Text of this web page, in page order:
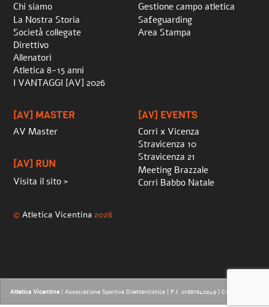
Chi siamo
La Nostra Storia
Società collegate
Direttivo
Allenatori
Atletica 8-15 anni
I VANTAGGI [AV] 2026
Gestione campo atletica
Safeguarding
Area Stampa
[AV] MASTER
AV Master
[AV] RUN
Visita il sito >
[AV] EVENTS
Corri x Vicenza
Stravicenza 10
Stravicenza 21
Meeting Brazzale
Corri Babbo Natale
©Atletica Vicentina 2026
Atletica Vicentina | Associazione Sportiva Dilettantistica | P.I. 01887640249 | Credits